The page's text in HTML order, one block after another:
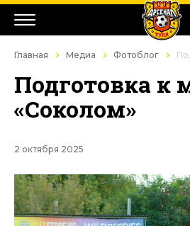
Главная Медиа Фотоблог
Подготовка к
«Соколом»
2 октября 2025